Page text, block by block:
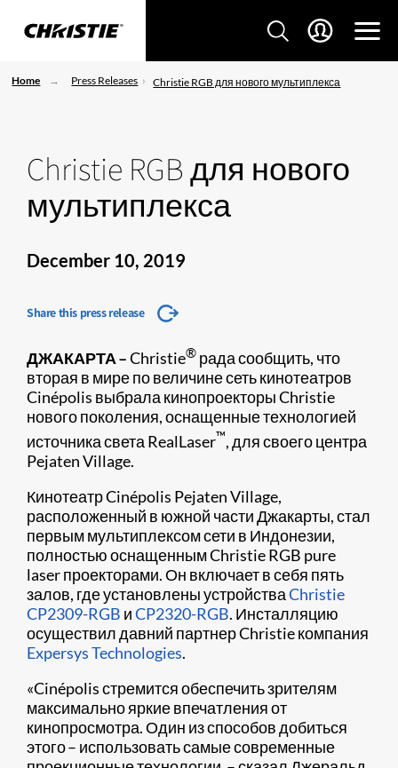
Home Press Releases Christie RGB для нового мультиплекса
Christie RGB для нового
мультиплекса
December 10, 2019
Share this press release
ДЖАКАРТА –Christie® рада сообщить, что
вторая в мире по величине сеть кинотеатров
Cinépolis выбрала кинопроекторы Christie
нового поколения, оснащенные технологией
источника света RealLaser™, для своего центра
Pejaten Village.
Кинотеатр Cinépolis Pejaten Village,
расположенный в южной части Джакарты, стал
первым мультиплексом сети в Индонезии,
полностью оснащенным Christie RGB pure
laser проекторами. Он включает в себя пять
залов, где установлены устройстваChristie
CP2309-RGB иCP2320-RGB. Инсталляцию
осуществил давний партнер Christie компания
Expersys Technologies.
«Cinépolis стремится обеспечить зрителям
максимально яркие впечатления от
кинопросмотра. Один из способов добиться
этого – использовать самые современные